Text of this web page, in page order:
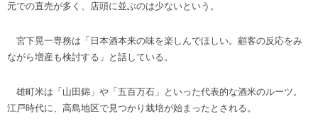
元での直売が多く、店頭に並ぶのは少ないという。
宮下晃一専務は「日本酒本来の味を楽しんでほしい。顧客の反応をみ
ながら増産も検討する」と話している。
雄町米は「山田錦」や「五百万石」といった代表的な酒米のルーツ。
江戸時代に、高島地区で見つかり栽培が始まったとされる。